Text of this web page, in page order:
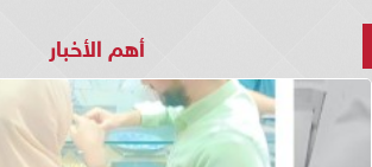
أهم الأخبار